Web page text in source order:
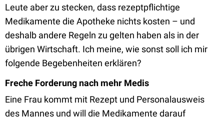
Leute aber zu stecken, dass rezeptpflichtige
Medikamente die Apotheke nichts kosten – und
deshalb andere Regeln zu gelten haben als in der
übrigen Wirtschaft. Ich meine, wie sonst soll ich mir
folgende Begebenheiten erklären?
Freche Forderung nach mehr Medis
Eine Frau kommt mit Rezept und Personalausweis
des Mannes und will die Medikamente darauf